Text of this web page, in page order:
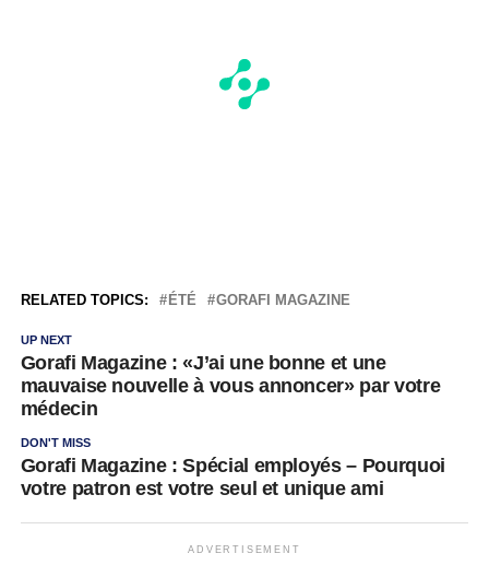
RELATED TOPICS: ÉTÉ GORAFI MAGAZINE
UP NEXT
Gorafi Magazine : «J’ai une bonne et une
mauvaise nouvelle à vous annoncer» par votre
médecin
DON'T MISS
Gorafi Magazine : Spécial employés – Pourquoi
votre patron est votre seul et unique ami
ADVERTISEMENT